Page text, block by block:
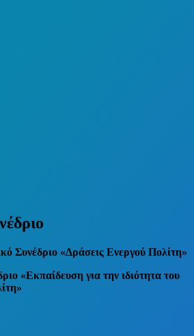
Συνέδριο «Δράσεις Ενεργού Πολίτη»
«Εκπαίδευση για την ιδιότητα του